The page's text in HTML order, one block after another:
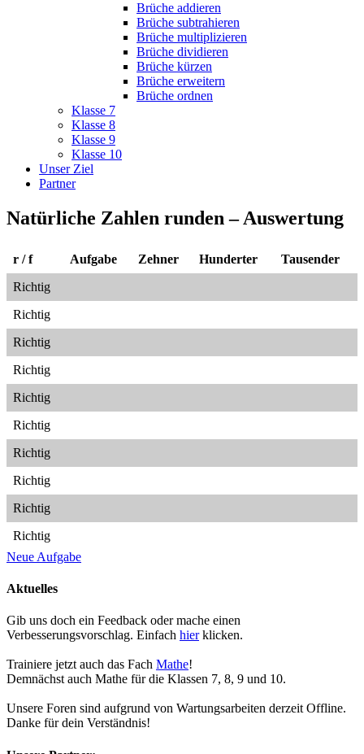
Brüche addieren
Brüche subtrahieren
Brüche multiplizieren
Brüche dividieren
Brüche kürzen
Brüche erweitern
Brüche ordnen
Klasse 7
Klasse 8
Klasse 9
Klasse 10
Unser Ziel
Partner
Natürliche Zahlen runden – Auswertung
r / f Aufgabe Zehner Hunderter
Tausender
Richtig
Richtig
Richtig
Richtig
Richtig
Richtig
Richtig
Richtig
Richtig
Richtig
Neue Aufgabe
Aktuelles
Gib uns doch ein Feedback oder mache einen
Verbesserungsvorschlag. Einfach hierklicken.
Trainiere jetzt auch das Fach Mathe!
Demnächst auch Mathe für die Klassen 7, 8, 9 und 10.
Unsere Foren sind aufgrund von Wartungsarbeiten derzeit Offline.
Danke für dein Verständnis!